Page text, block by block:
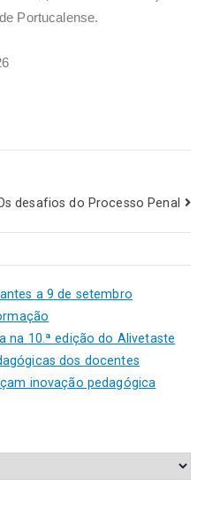
Portucalense.
desafios do Processo Penal
a 9 de setembro
10.ª edição do Alivetaste
dos docentes
inovação pedagógica